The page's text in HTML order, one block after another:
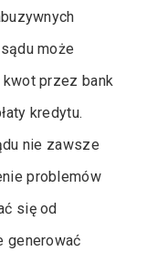
może
kwot przez bank
kredytu.
nie zawsze
problemów
się od
generować